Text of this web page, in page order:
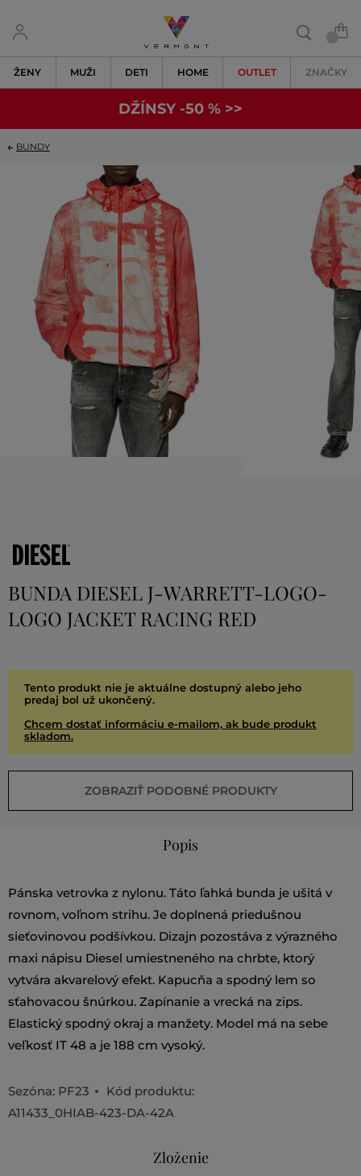
ŽENY MUŽI DETI HOME OUTLET ZNAČKY
DŽÍNSY -50 % >>
BUNDY
BUNDA DIESEL J-WARRETT-LOGO-
LOGO JACKET RACING RED
Tento produkt nie je aktuálne dostupný alebo jeho
predaj bol už ukončený.
Chcem dostať informáciu e-mailom, ak bude produkt
skladom.
ZOBRAZIŤ PODOBNÉ PRODUKTY
Popis
Pánska vetrovka z nylonu. Táto ľahká bunda je ušitá v
rovnom, voľnom strihu. Je doplnená priedušnou
sieťovinovou podšívkou. Dizajn pozostáva z výrazného
maxi nápisu Diesel umiestneného na chrbte, ktorý
vytvára akvarelový efekt. Kapucňa a spodný lem so
sťahovacou šnúrkou. Zapínanie a vrecká na zips.
Elastický spodný okraj a manžety. Model má na sebe
veľkosť IT 48 a je 188 cm vysoký.
Sezóna: PF23
Kód produktu:
A11433_0HIAB-423-DA-42A
Zloženie